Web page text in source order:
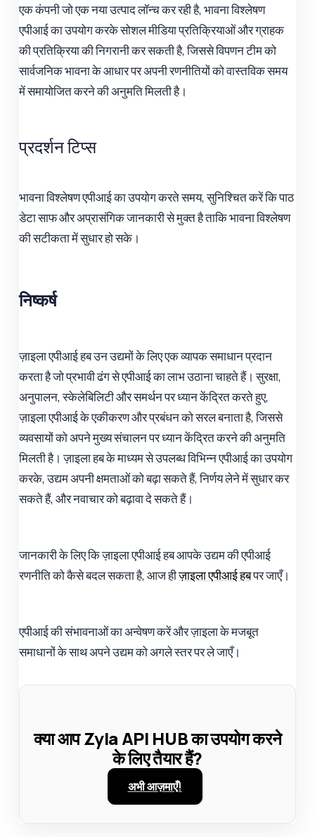
एक कंपनी जो एक नया उत्पाद लॉन्च कर रही है, भावना विश्लेषण
एपीआई का उपयोग करके सोशल मीडिया प्रतिक्रियाओं और ग्राहक
की प्रतिक्रिया की निगरानी कर सकती है, जिससे विपणन टीम को
सार्वजनिक भावना के आधार पर अपनी रणनीतियों को वास्तविक समय
में समायोजित करने की अनुमति मिलती है।
प्रदर्शन टिप्स
भावना विश्लेषण एपीआई का उपयोग करते समय, सुनिश्चित करें कि पाठ
डेटा साफ और अप्रासंगिक जानकारी से मुक्त है ताकि भावना विश्लेषण
की सटीकता में सुधार हो सके।
निष्कर्ष
ज़ाइला एपीआई हब उन उद्यमों के लिए एक व्यापक समाधान प्रदान
करता है जो प्रभावी ढंग से एपीआई का लाभ उठाना चाहते हैं। सुरक्षा,
अनुपालन, स्केलेबिलिटी और समर्थन पर ध्यान केंद्रित करते हुए,
ज़ाइला एपीआई के एकीकरण और प्रबंधन को सरल बनाता है, जिससे
व्यवसायों को अपने मुख्य संचालन पर ध्यान केंद्रित करने की अनुमति
मिलती है। ज़ाइला हब के माध्यम से उपलब्ध विभिन्न एपीआई का उपयोग
करके, उद्यम अपनी क्षमताओं को बढ़ा सकते हैं, निर्णय लेने में सुधार कर
सकते हैं, और नवाचार को बढ़ावा दे सकते हैं।
जानकारी के लिए कि ज़ाइला एपीआई हब आपके उद्यम की एपीआई
रणनीति को कैसे बदल सकता है, आज हीज़ाइला एपीआई हबपर जाएँ।
एपीआई की संभावनाओं का अन्वेषण करें और ज़ाइला के मजबूत
समाधानों के साथ अपने उद्यम को अगले स्तर पर ले जाएँ।
क्या आप Zyla API HUB का उपयोग करने
के लिए तैयार हैं?
अभी आज़माएँ!